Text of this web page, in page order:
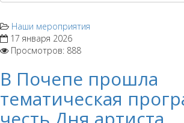
Наши мероприятия
17 января 2026
Просмотров: 888
В Почепе прошла
тематическая